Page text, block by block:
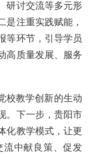
研讨交流等多元形
是注重实践赋能，
等环节，引导学员
高质量发展、服务
校教学创新的生动
。下一步，贵阳市
化教学模式，让更
流中献良策、促发